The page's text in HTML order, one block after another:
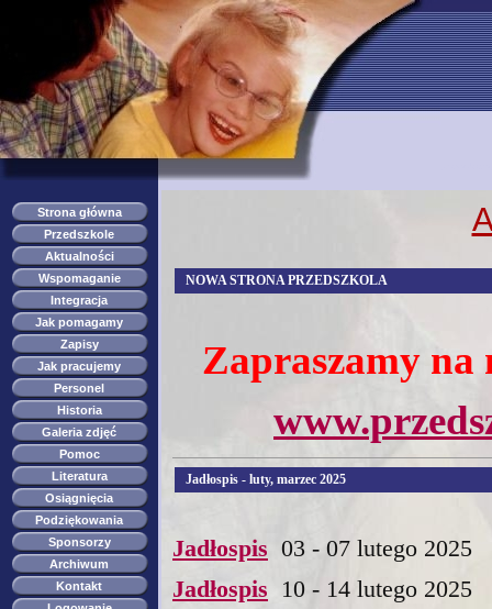
Strona główna
Przedszkole
Aktualności
Wspomaganie
Integracja
Jak pomagamy
Zapisy
Jak pracujemy
Personel
Historia
Galeria zdjęć
Pomoc
Literatura
Osiągnięcia
Podziękowania
Sponsorzy
Archiwum
Kontakt
NOWA STRONA PRZEDSZKOLA
Zapraszamy na
Jadłospis - luty, marzec 2025
Jadłospis 03 - 07 lutego 2025
Jadłospis 10 - 14 lutego 2025